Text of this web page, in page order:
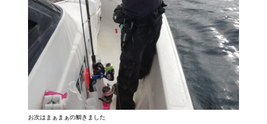
お次はまぁまぁの鯛きました